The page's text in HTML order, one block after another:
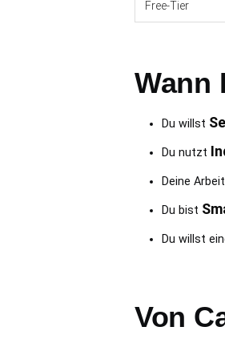
Free-Tier
Wann
Du willst
Du nutzt
Deine
Du bist
Du willst
Von